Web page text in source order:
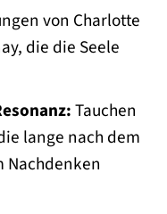
von Charlotte
die die Seele
Tauchen
lange nach dem
Nachdenken